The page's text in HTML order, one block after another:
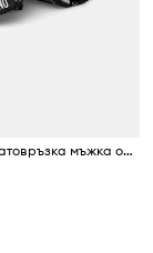
Moschino вратовръзка мъжка от коприна